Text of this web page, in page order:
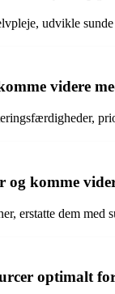
udvikle
videre
komme
erstatte dem
optimalt